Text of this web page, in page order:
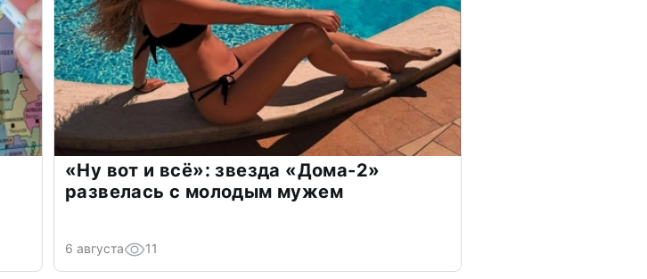
«Ну вот и всё»: звезда «Дома-2»
развелась с молодым мужем
6 августа 11